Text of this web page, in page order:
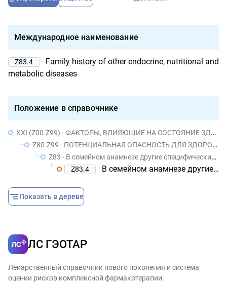
Международное наименование
Z83.4
Family history of other endocrine, nutritional and
metabolic diseases
Положение в справочнике
XXI (Z00-Z99) - ФАКТОРЫ, ВЛИЯЮЩИЕ НА СОСТОЯНИЕ ЗДОРОВЬЯ НАСЕЛЕНИЯ И ОБРАЩЕНИЯ В УЧРЕЖДЕНИЯ ЗДРАВООХРАНЕНИЯ
Z80-Z99 - ПОТЕНЦИАЛЬНАЯ ОПАСНОСТЬ ДЛЯ ЗДОРОВЬЯ, СВЯЗАННАЯ С ЛИЧНЫМ И СЕМЕЙНЫМ АНАМНЕЗОМ И ОПРЕДЕЛЕННЫМИ СОСТОЯНИЯМИ, ВЛИЯЮЩИМИ НА ЗДОРОВЬЕ
Z83 - В семейном анамнезе другие специфические нарушения
Z83.4
В семейном анамнезе другие болезни эндокринной системы и болезни обмена веществ
Показать в дереве
ЛС ГЭОТАР
Лекарственный справочник нового поколения и система
оценки рисков комплексной фармакотерапии.